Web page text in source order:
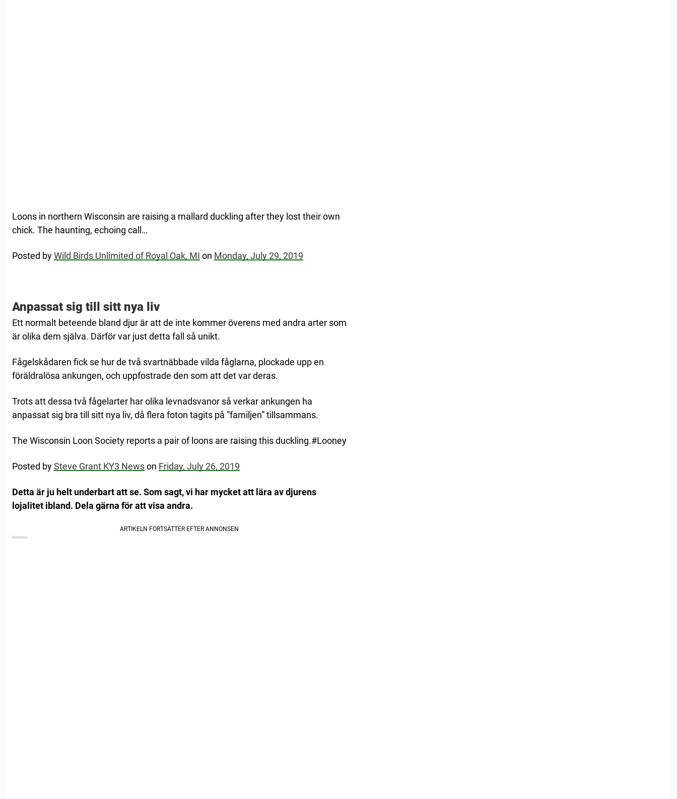
Loons in northern Wisconsin are raising a mallard duckling after they lost their own
chick. The haunting, echoing call…
Posted byWild Birds Unlimited of Royal Oak, MI on Monday, July 29, 2019
Anpassat sig till sitt nya liv
Ett normalt beteende bland djur är att de inte kommer överens med andra arter som
är olika dem själva. Därför var just detta fall så unikt.
Fågelskådaren fick se hur de två svartnäbbade vilda fåglarna, plockade upp en
föräldralösa ankungen, och uppfostrade den som att det var deras.
Trots att dessa två fågelarter har olika levnadsvanor så verkar ankungen ha
anpassat sig bra till sitt nya liv, då flera foton tagits på ”familjen” tillsammans.
The Wisconsin Loon Society reports a pair of loons are raising this duckling.#Looney
Posted bySteve Grant KY3 Newson Friday, July 26, 2019
Detta är ju helt underbart att se. Som sagt, vi har mycket att lära av djurens
lojalitet ibland. Dela gärna för att visa andra.